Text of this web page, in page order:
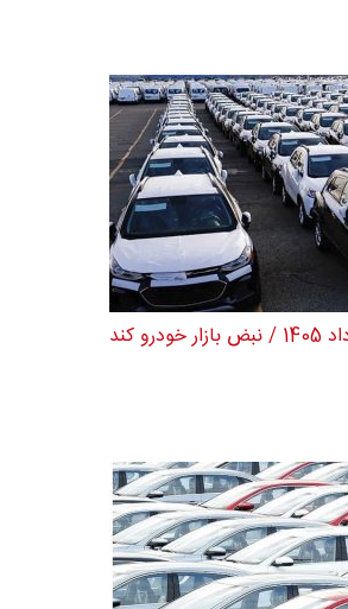
قیمت خودرو امروز 4 مرداد 1405 / نبض بازار خودرو کند